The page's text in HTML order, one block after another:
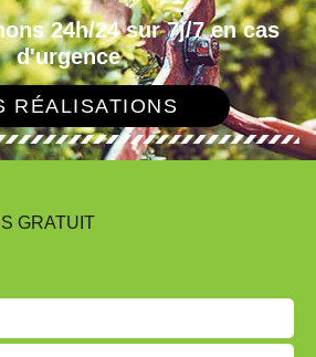
24h/24 sur 7j/7 en cas
d'urgence
RÉALISATIONS
GRATUIT